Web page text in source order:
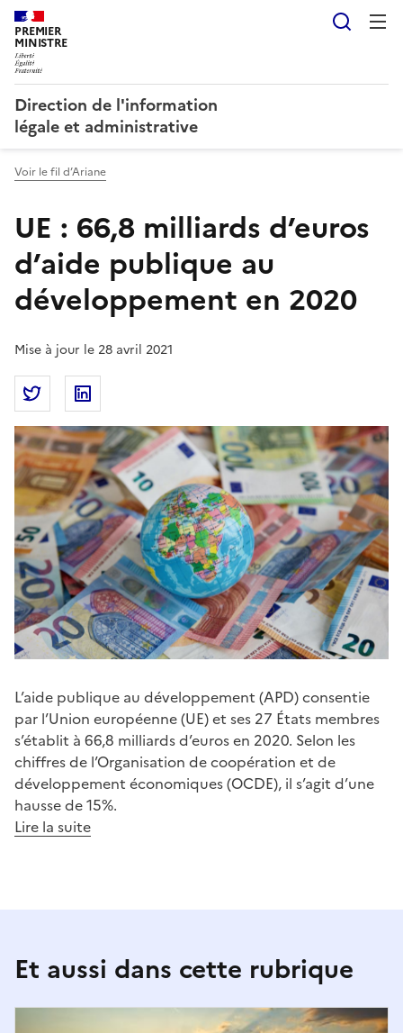
PREMIER
MINISTRE
Direction de l'information
légale et administrative
Voir le fil d’Ariane
UE : 66,8 milliards d’euros
d’aide publique au
développement en 2020
Mise à jour le 28 avril 2021
Partager la page
Partager UE : 66,8 milliards d’euros d’aide
L’aide publique au développement (APD) consentie
par l’Union européenne (UE) et ses 27 États membres
s’établit à 66,8 milliards d’euros en 2020. Selon les
chiffres de l’Organisation de coopération et de
développement économiques (OCDE), il s’agit d’une
hausse de 15%.
Lire la suite
Et aussi dans cette rubrique